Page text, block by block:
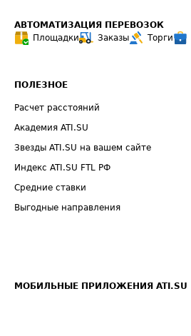
АВТОМАТИЗАЦИЯ ПЕРЕВОЗОК
Площадки
Заказы Торги
ПОЛЕЗНОЕ
Расчет расстояний
Академия ATI.SU
Звезды ATI.SU на вашем сайте
Индекс ATI.SU FTL РФ
Средние ставки
Выгодные направления
МОБИЛЬНЫЕ ПРИЛОЖЕНИЯ ATI.SU